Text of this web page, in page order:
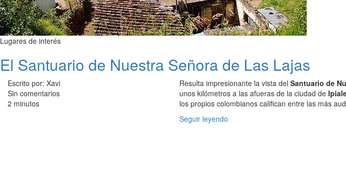
Lugares de interés
El Santuario de Nuestra Señora de Las Lajas
Escrito por: Xavi
Sin comentarios
2 minutos
Resulta impresionante la vista del Santuario de
unos kilómetros a las afueras de la ciudad de
los propios colombianos califican entre las más
Seguir leyendo